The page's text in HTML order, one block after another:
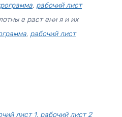
, рабочий лист
е раст ени я и их
, рабочий лист
лист 1, рабочий лист 2